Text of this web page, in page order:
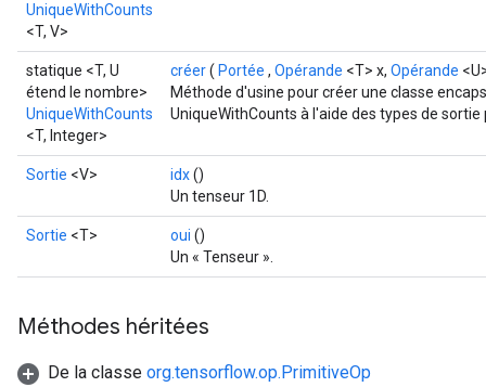
UniqueWithCounts
<T, V>
statique <T, U
étend le nombre>
UniqueWithCounts
<T, Integer>
créer( Portée , Opérande <T> x, Opérande
Méthode d'usine pour créer une classe
UniqueWithCounts à l'aide des types de
Sortie <V> idx()
Un tenseur 1D.
Sortie <T> oui ()
Un « Tenseur ».
Méthodes héritées
De la classe org.tensorflow.op.PrimitiveOp